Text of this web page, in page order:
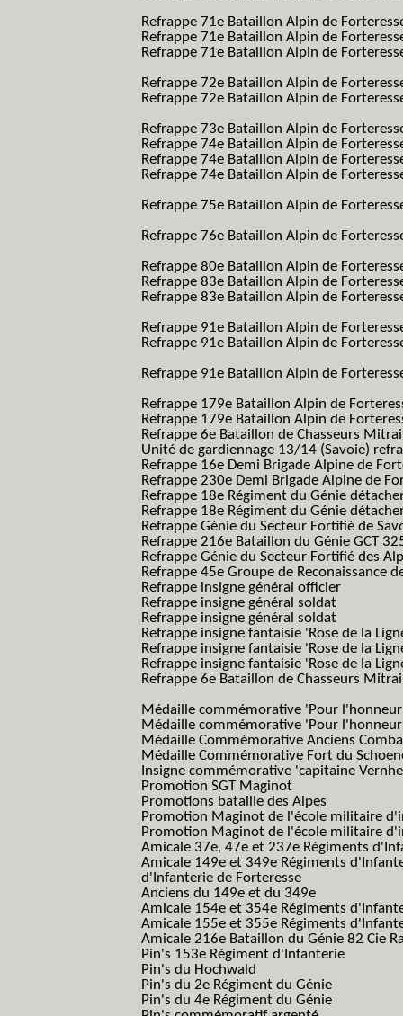
Refrappe 71e Bataillon Alpin de
Refrappe 71e Bataillon Alpin de
Refrappe 71e Bataillon Alpin de
Refrappe 72e Bataillon Alpin de
Refrappe 72e Bataillon Alpin de
Refrappe 73e Bataillon Alpin de
Refrappe 74e Bataillon Alpin de
Refrappe 74e Bataillon Alpin de
Refrappe 74e Bataillon Alpin de
Refrappe 75e Bataillon Alpin de
Refrappe 76e Bataillon Alpin de
Refrappe 80e Bataillon Alpin de
Refrappe 83e Bataillon Alpin de
Refrappe 83e Bataillon Alpin de
Refrappe 91e Bataillon Alpin de
Refrappe 91e Bataillon Alpin de
Refrappe 91e Bataillon Alpin de
Refrappe 179e Bataillon Alpin de
Refrappe 179e Bataillon Alpin de
Refrappe 6e Bataillon de Chasseurs
Unité de gardiennage 13/14 (Savoie)
Refrappe 16e Demi Brigade Alpine de
Refrappe 230e Demi Brigade Alpine de
Refrappe 18e Régiment du Génie
Refrappe 18e Régiment du Génie
Refrappe Génie du Secteur Fortifié de
Refrappe 216e Bataillon du Génie GCT
Refrappe Génie du Secteur Fortifié des
Refrappe 45e Groupe de Reconaissance
Refrappe insigne général officier
Refrappe insigne général soldat
Refrappe insigne général soldat
Refrappe insigne fantaisie 'Rose de la
Refrappe insigne fantaisie 'Rose de la
Refrappe insigne fantaisie 'Rose de la
Refrappe 6e Bataillon de Chasseurs
Médaille commémorative 'Pour
Médaille commémorative 'Pour
Médaille Commémorative Anciens
Médaille Commémorative Fort du
Insigne commémorative 'capitaine
Promotion SGT Maginot
Promotions bataille des Alpes
Promotion Maginot de l'école militaire
Promotion Maginot de l'école militaire
Amicale 37e, 47e et 237e Régiments
Amicale 149e et 349e Régiments
d'Infanterie de Forteresse
Anciens du 149e et du 349e
Amicale 154e et 354e Régiments
Amicale 155e et 355e Régiments
Amicale 216e Bataillon du Génie 82 Cie
Pin's 153e Régiment d'Infanterie
Pin's du Hochwald
Pin's du 2e Régiment du Génie
Pin's du 4e Régiment du Génie